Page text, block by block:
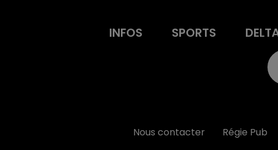
INFOS SPORTS
Nous contacter Régie Pub